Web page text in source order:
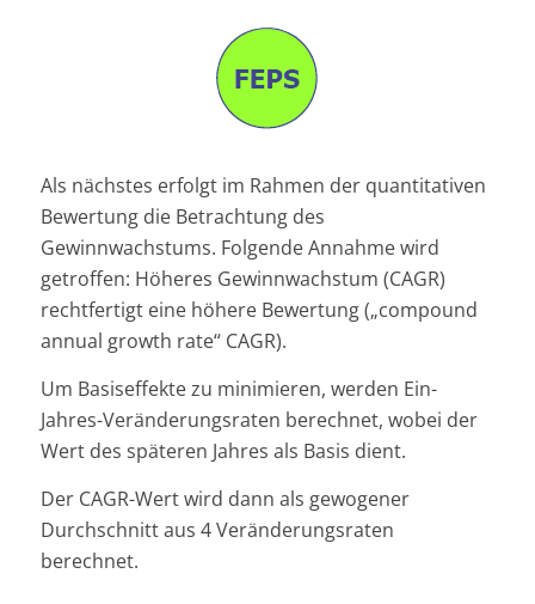
Als nächstes erfolgt im Rahmen der quantitativen
Bewertung die Betrachtung des
Gewinnwachstums. Folgende Annahme wird
getroffen: Höheres Gewinnwachstum (CAGR)
rechtfertigt eine höhere Bewertung („compound
annual growth rate“ CAGR).
Um Basiseffekte zu minimieren, werden Ein-
Jahres-Veränderungsraten berechnet, wobei der
Wert des späteren Jahres als Basis dient.
Der CAGR-Wert wird dann als gewogener
Durchschnitt aus 4 Veränderungsraten
berechnet.